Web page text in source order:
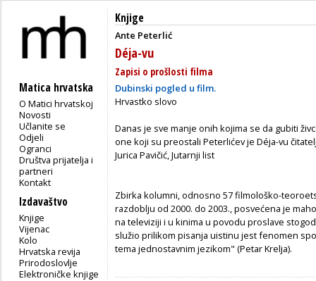
Matica hrvatska
O Matici hrvatskoj
Novosti
Učlanite se
Odjeli
Ogranci
Društva prijatelja i
partneri
Kontakt
Izdavaštvo
Knjige
Vijenac
Kolo
Hrvatska revija
Prirodoslovlje
Elektroničke knjige
Knjige
Ante Peterlić
Déja-vu
Zapisi o prošlosti filma
Dubinski pogled u film.
Hrvastko slovo
Danas je sve manje onih kojima se da gubiti
one koji su preostali Peterlićev je Déja-vu
Jurica Pavičić, Jutarnji list
Zbirka kolumni, odnosno 57 filmološko-
razdoblju od 2000. do 2003., posvećena je
na televiziji i u kinima u povodu proslave
služio prilikom pisanja uistinu jest fenomen
tema jednostavnim jezikom" (Petar Krelja).